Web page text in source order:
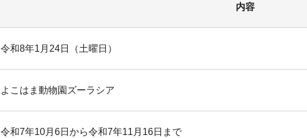
内容
令和8年1月24日（土曜日）
よこはま動物園ズーラシア
令和7年10月6日から令和7年11月16日まで